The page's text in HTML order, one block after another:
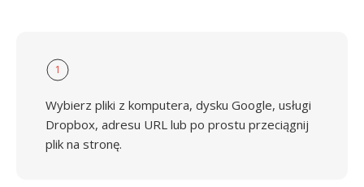
1
Wybierz pliki z komputera, dysku Google, usługi
Dropbox, adresu URL lub po prostu przeciągnij
plik na stronę.